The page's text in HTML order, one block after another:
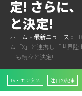
定! さらに
と決定!
ホーム » 最新ニュース »
ム「X」と連携し「世界
ーも続々と決定!
TV・エンタメ 注目の記事